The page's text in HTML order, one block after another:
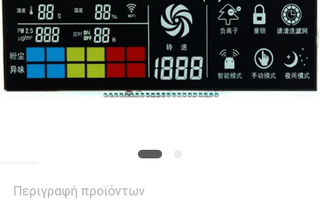
Περιγραφή προϊόντων